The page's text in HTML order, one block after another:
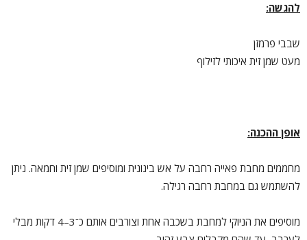
להגשה:
שבבי פרמזן
מעט שמן זית איכותי לזילוף
אופן ההכנה:
מחממים מחבת פאייה רחבה על אש בינונית ומוסיפים שמן זית וחמאה. ניתן
להשתמש גם במחבת רחבה רגילה.
מוסיפים את הניוקי למחבת בשכבה אחת וצורבים אותם כ־3–4 דקות מבלי